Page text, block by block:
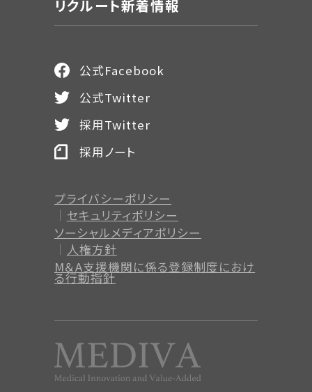
リクルート新着情報
プライバシーポリシー
セキュリティポリシー
ソーシャルメディアポリシー
人権方針
M＆A支援機関に係る登録制度におけ
る行動指針
公式Facebook
公式Twitter
採用Twitter
採用ノート